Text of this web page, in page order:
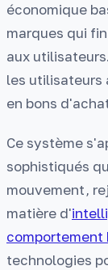
économique
marques qui
aux
les utilisateurs
en bons
Ce système
sophistiqués
mouvement,
matière d'
comportement
technologies